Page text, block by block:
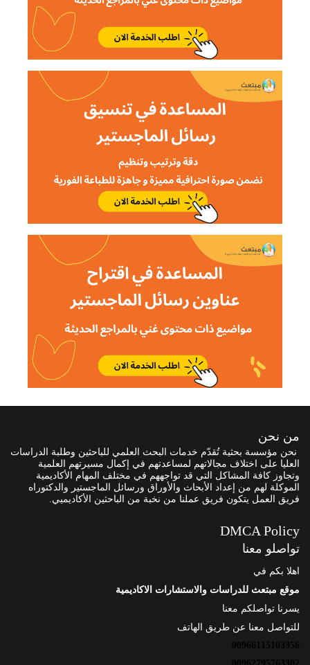
من نحن
نحن مؤسسة بحثية تُقدّم خدمات البحث العلمي للباحثين وطلبة الدراسات
العليا على اختلاف مجالاتهم لمساعدتهم في إكمال مسيرتهم العلمية
وتجاوز كافة المشاكل التي قد تواجههم في مختلف المهام الأكاديمية
الموكلة لهم من إعداد الأبحاث والأوراق ورسائل الماجستير والدكتوراه
فريق العمل يتكون فريق عملنا من نخبة من الباحثين الأكاديميي.
DMCA Policy
تواصلو معنا
اهلا بكم في
موقع مبتعث للدراسات والاستشارات الاكاديمية
يسرنا تواصلكم معنا
للتواصل معنا عن طريق الهاتف
00966115103356